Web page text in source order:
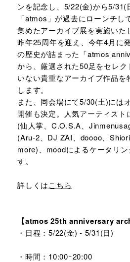
ンを記念し、5/22(金)から5/31(
「atmos」が過去にローンチし
集めたアーカイブ展を実施いた
昨年25周年を迎え、今年4月に
の歴史が詰まった「atmos
から、厳選された50足をセレ
いない貴重なアーカイブ作品を
します。
また、同会場にて5/30(土)には
開催も決定。人気アーティスト
(仙人掌、C.O.S.A、
(Aru-2、DJ ZAI、doooo、
more)、moodによるケータリ
す。
詳しくはこちら
【atmos 25th anniversary
・日程：5/22(金) - 5/31(日)
・時間：10:00ｰ20:00